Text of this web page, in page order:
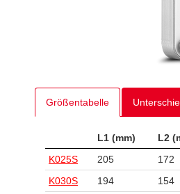
Größentabelle
L1 (mm) L2
K025S
205 172
K030S
194 154